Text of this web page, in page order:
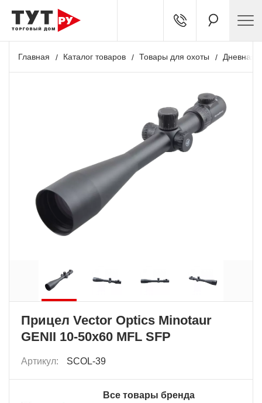
Главная Каталог товаров Товары для охоты Дневная
Прицел Vector Optics Minotaur
GENII 10-50x60 MFL SFP
Артикул: SCOL-39
Все товары бренда